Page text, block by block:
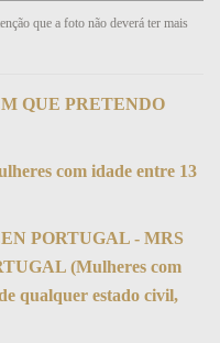
que a foto não deverá ter mais
QUE PRETENDO
com idade entre 13
PORTUGAL - MRS
(Mulheres com
qualquer estado civil,